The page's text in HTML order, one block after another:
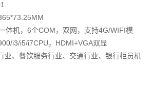
体机，6个COM，双网，支持4G/WIFI模
i3/i5/i7CPU，HDMI+VGA双显
业、餐饮服务行业、交通行业、银行柜员机